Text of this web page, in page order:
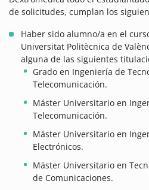
de solicitudes, cumplan los
Haber sido alumno/a en el
Universitat Politècnica de
alguna de las siguientes
Grado en Ingeniería de
Telecomunicación.
Máster Universitario en
Telecomunicación.
Máster Universitario en
Electrónicos.
Máster Universitario en
de Comunicaciones.